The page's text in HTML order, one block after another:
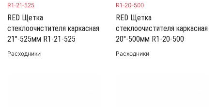
R1-21-525
RED Щетка
стеклоочистителя каркасная
21"-525мм R1-21-525
Расходники
R1-20-500
RED Щетка
стеклоочистителя каркасная
20"-500мм R1-20-500
Расходники